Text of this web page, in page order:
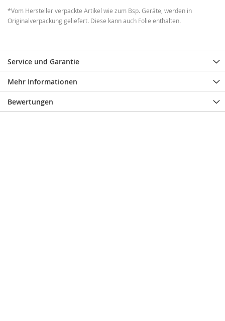
*Vom Hersteller verpackte Artikel wie zum Bsp. Geräte, werden in
Originalverpackung geliefert. Diese kann auch Folie enthalten.
Service und Garantie
Mehr Informationen
Bewertungen